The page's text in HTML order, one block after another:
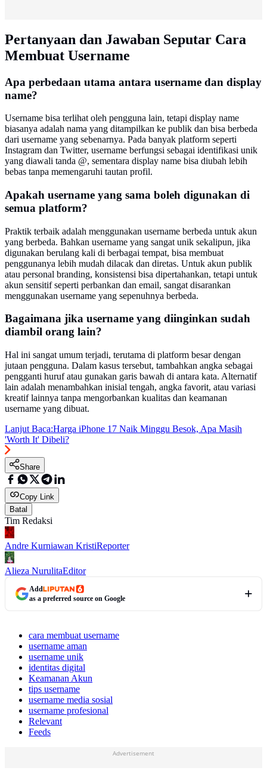
Pertanyaan dan Jawaban Seputar Cara
Membuat Username
Apa perbedaan utama antara username dan display
name?
Username bisa terlihat oleh pengguna lain, tetapi display name
biasanya adalah nama yang ditampilkan ke publik dan bisa berbeda
dari username yang sebenarnya. Pada banyak platform seperti
Instagram dan Twitter, username berfungsi sebagai identifikasi unik
yang diawali tanda @, sementara display name bisa diubah lebih
bebas tanpa memengaruhi tautan profil.
Apakah username yang sama boleh digunakan di
semua platform?
Praktik terbaik adalah menggunakan username berbeda untuk akun
yang berbeda. Bahkan username yang sangat unik sekalipun, jika
digunakan berulang kali di berbagai tempat, bisa membuat
penggunanya lebih mudah dilacak dan diretas. Untuk akun publik
atau personal branding, konsistensi bisa dipertahankan, tetapi untuk
akun sensitif seperti perbankan dan email, sangat disarankan
menggunakan username yang sepenuhnya berbeda.
Bagaimana jika username yang diinginkan sudah
diambil orang lain?
Hal ini sangat umum terjadi, terutama di platform besar dengan
jutaan pengguna. Dalam kasus tersebut, tambahkan angka sebagai
pengganti huruf atau gunakan garis bawah di antara kata. Alternatif
lain adalah menambahkan inisial tengah, angka favorit, atau variasi
kreatif lainnya tanpa mengorbankan kualitas dan keamanan
username yang dibuat.
Lanjut Baca:Harga iPhone 17 Naik Minggu Besok, Apa Masih
'Worth It' Dibeli?
Share
Copy Link
Batal
Tim Redaksi
Andre Kurniawan KristiReporter
Alieza NurulitaEditor
Add
as a preferred source on Google
cara membuat username
username aman
username unik
identitas digital
Keamanan Akun
tips username
username media sosial
username profesional
Relevant
Feeds
Advertisement